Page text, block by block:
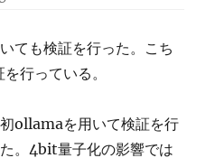
ても検証を行った。こち
行っている。
ollamaを用いて検証を行
。4bit量子化の影響では